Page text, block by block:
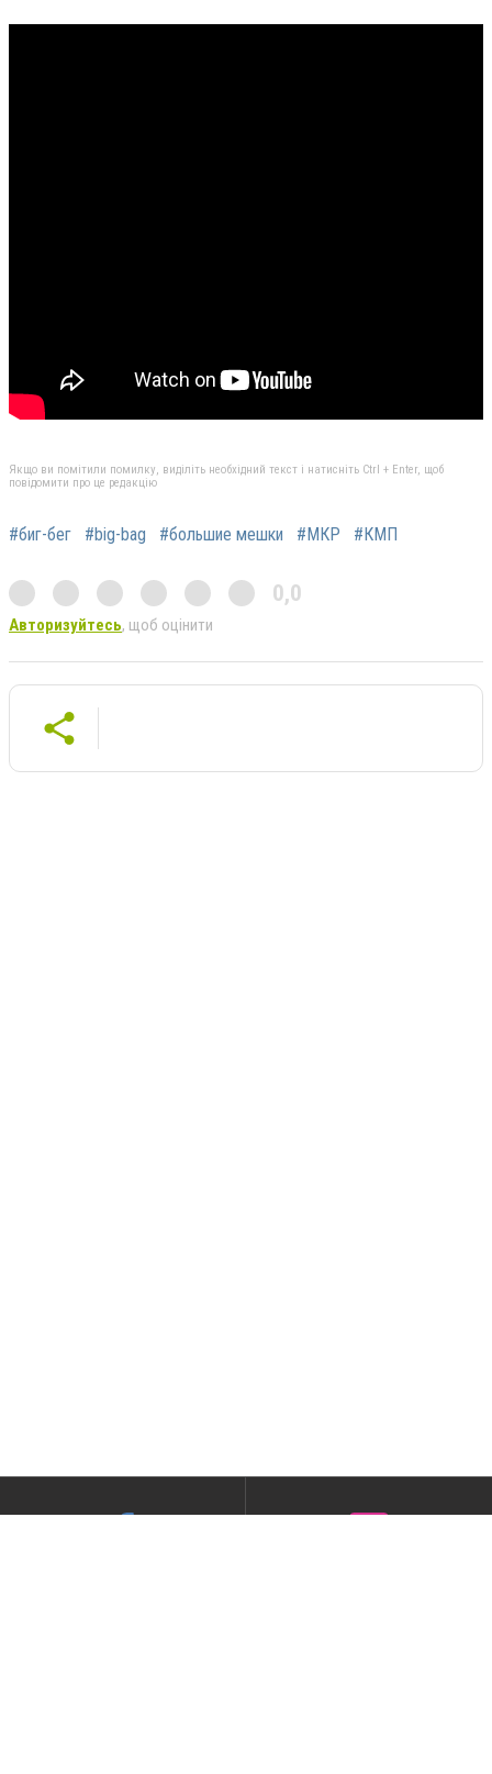
Якщо ви помітили помилку, виділіть необхідний текст і натисніть Ctrl + Enter, щоб
повідомити про це редакцію
#биг-бег #big-bag #большие мешки #МКР #КМП
0,0
Авторизуйтесь, щоб оцінити